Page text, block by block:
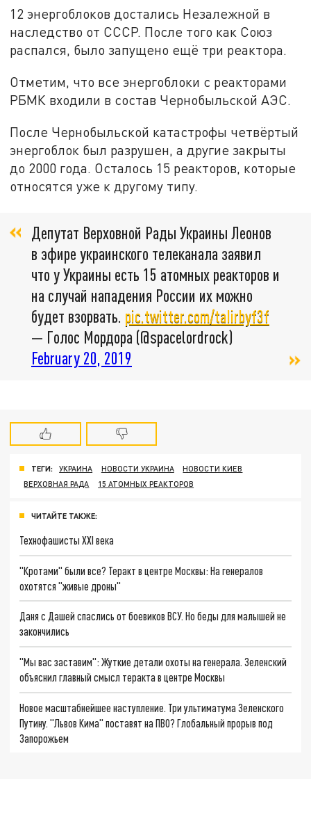
12 энергоблоков достались Незалежной в
наследство от СССР. После того как Союз
распался, было запущено ещё три реактора.
Отметим, что все энергоблоки с реакторами
РБМК входили в состав Чернобыльской АЭС.
После Чернобыльской катастрофы четвёртый
энергоблок был разрушен, а другие закрыты
до 2000 года. Осталось 15 реакторов, которые
относятся уже к другому типу.
Депутат Верховной Рады Украины Леонов
в эфире украинского телеканала заявил
что у Украины есть 15 атомных реакторов и
на случай нападения России их можно
будет взорвать. pic.twitter.com/taIirbyf3f
— Голос Мордора (@spacelordrock)
February 20, 2019
ТЕГИ: УКРАИНА НОВОСТИ УКРАИНА
НОВОСТИ КИЕВ
ВЕРХОВНАЯ РАДА
15 АТОМНЫХ РЕАКТОРОВ
ЧИТАЙТЕ ТАКЖЕ:
Технофашисты XXI века
"Кротами" были все? Теракт в центре Москвы: На генералов
охотятся "живые дроны"
Даня с Дашей спаслись от боевиков ВСУ. Но беды для малышей не
закончились
"Мы вас заставим": Жуткие детали охоты на генерала. Зеленский
объяснил главный смысл теракта в центре Москвы
Новое масштабнейшее наступление. Три ультиматума Зеленского
Путину. "Львов Кима" поставят на ПВО? Глобальный прорыв под
Запорожьем